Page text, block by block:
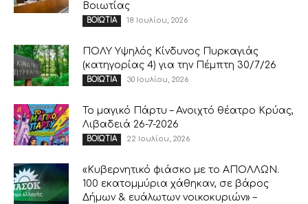
Βοιωτίας
ΒΟΙΩΤΙΑ 18 Ιουλίου, 2026
ΠΟΛΥ Υψηλός Κίνδυνος Πυρκαγιάς
(κατηγορίας 4) για την Πέμπτη 30/7/26
ΒΟΙΩΤΙΑ 30 Ιουλίου, 2026
Το μαγικό Πάρτυ – Ανοιχτό θέατρο Κρύας,
Λιβαδειά 26-7-2026
ΒΟΙΩΤΙΑ 22 Ιουλίου, 2026
«Κυβερνητικό φιάσκο με το ΑΠΟΛΛΩΝ.
100 εκατομμύρια χάθηκαν, σε βάρος
Δήμων & ευάλωτων νοικοκυριών» –